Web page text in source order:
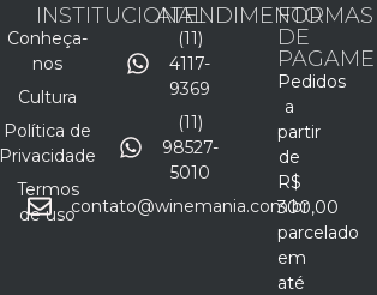
INSTITUCIONAL
Conheça-
nos
Cultura
Política de
Privacidade
Termos
de uso
ATENDIMENTO
(11)
4117-
9369
(11)
98527-
5010
contato@winemania.com.br
FORMAS
DE
Pedidos
a
partir
de
R$
300,00
parcelado
em
até